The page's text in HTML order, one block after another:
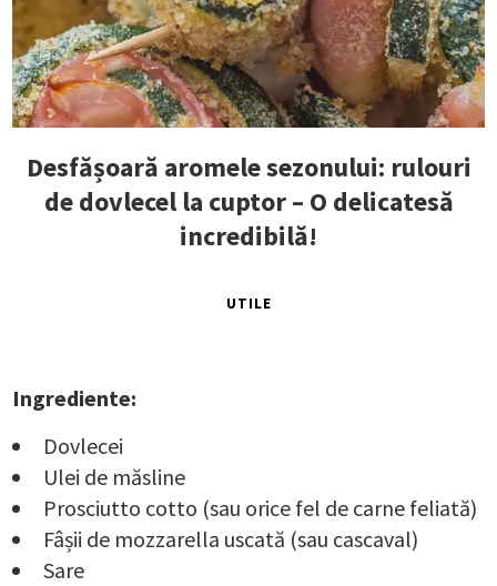
Desfășoară aromele sezonului: rulouri
de dovlecel la cuptor – O delicatesă
incredibilă!
UTILE
Ingrediente:
Dovlecei
Ulei de măsline
Prosciutto cotto (sau orice fel de carne feliată)
Fâșii de mozzarella uscată (sau cascaval)
Sare